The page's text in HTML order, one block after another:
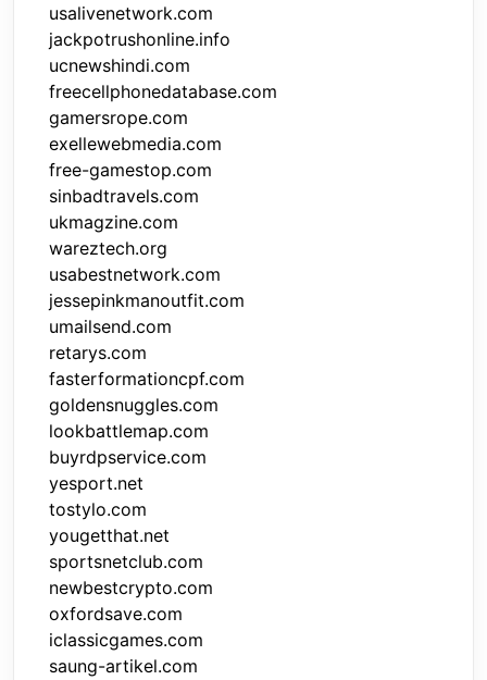
usalivenetwork.com
jackpotrushonline.info
ucnewshindi.com
freecellphonedatabase.com
gamersrope.com
exellewebmedia.com
free-gamestop.com
sinbadtravels.com
ukmagzine.com
wareztech.org
usabestnetwork.com
jessepinkmanoutfit.com
umailsend.com
retarys.com
fasterformationcpf.com
goldensnuggles.com
lookbattlemap.com
buyrdpservice.com
yesport.net
tostylo.com
yougetthat.net
sportsnetclub.com
newbestcrypto.com
oxfordsave.com
iclassicgames.com
saung-artikel.com